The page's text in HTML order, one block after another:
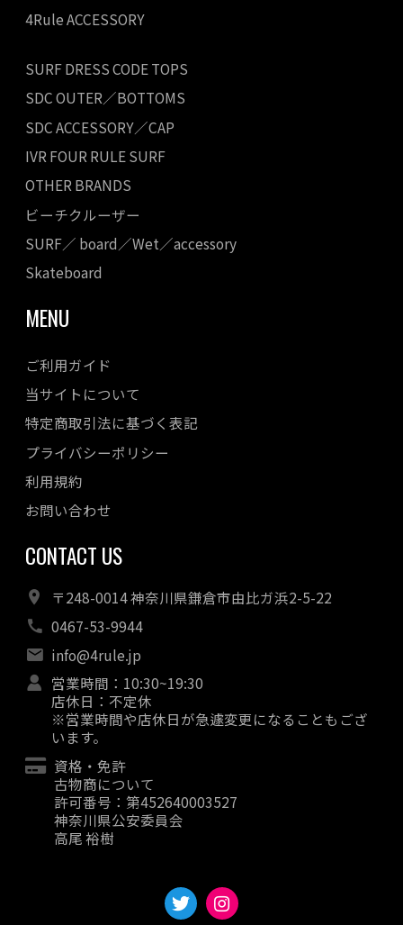
4Rule ACCESSORY
SURF DRESS CODE TOPS
SDC OUTER／BOTTOMS
SDC ACCESSORY／CAP
IVR FOUR RULE SURF
OTHER BRANDS
ビーチクルーザー
SURF／ board／Wet／accessory
Skateboard
MENU
ご利用ガイド
当サイトについて
特定商取引法に基づく表記
プライバシーポリシー
利用規約
お問い合わせ
CONTACT US
〒248-0014 神奈川県鎌倉市由比ガ浜2-5-22
0467-53-9944
info@4rule.jp
営業時間：10:30~19:30
店休日：不定休
※営業時間や店休日が急遽変更になることもござ
います。
資格・免許
古物商について
許可番号：第452640003527
神奈川県公安委員会
高尾 裕樹